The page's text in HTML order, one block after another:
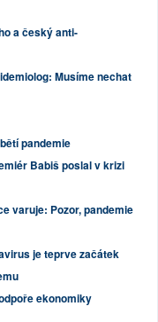
a český anti-
Musíme nechat
pandemie
Babiš poslal v krizi
varuje: Pozor, pandemie
je teprve začátek
ekonomiky